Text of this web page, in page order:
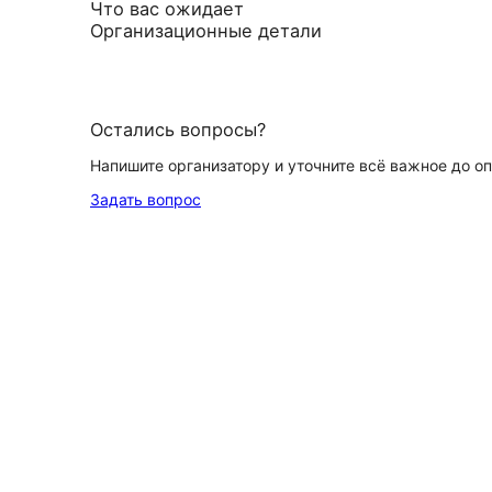
Что вас ожидает
Организационные детали
Остались вопросы?
Напишите организатору и уточните всё важное до
Задать вопрос